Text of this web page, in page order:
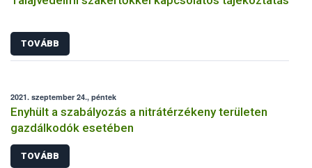
TOVÁBB
2021. szeptember 24., péntek
Enyhült a szabályozás a nitrátérzékeny területen
gazdálkodók esetében
TOVÁBB